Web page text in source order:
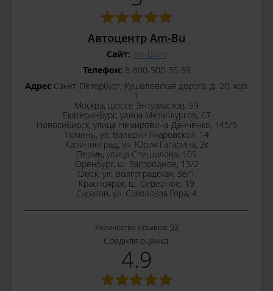
Автоцентр Am-Bu
Сайт: am-bu.ru
Телефон: 8-800-500-35-89
АдресСанкт-Петербург, Кушелевская дорога, д. 20, кор.
1
Москва, шоссе Энтузиастов, 59
Екатеринбург, улица Металлургов, 67
Новосибирск, улица Немировича-Данченко, 145/5
Тюмень, ул. Валерии Гнаровской, 14
Калининград, ул. Юрия Гагарина, 2к
Пермь, улица Спешилова, 109
Оренбург, ш. Загородное, 13/2
Омск, ул. Волгоградская, 38/1
Красноярск, ш. Северное, 19
Саратов, ул. Соколовая Гора, 4
Количество отзывов: 93
Средняя оценка:
4.9